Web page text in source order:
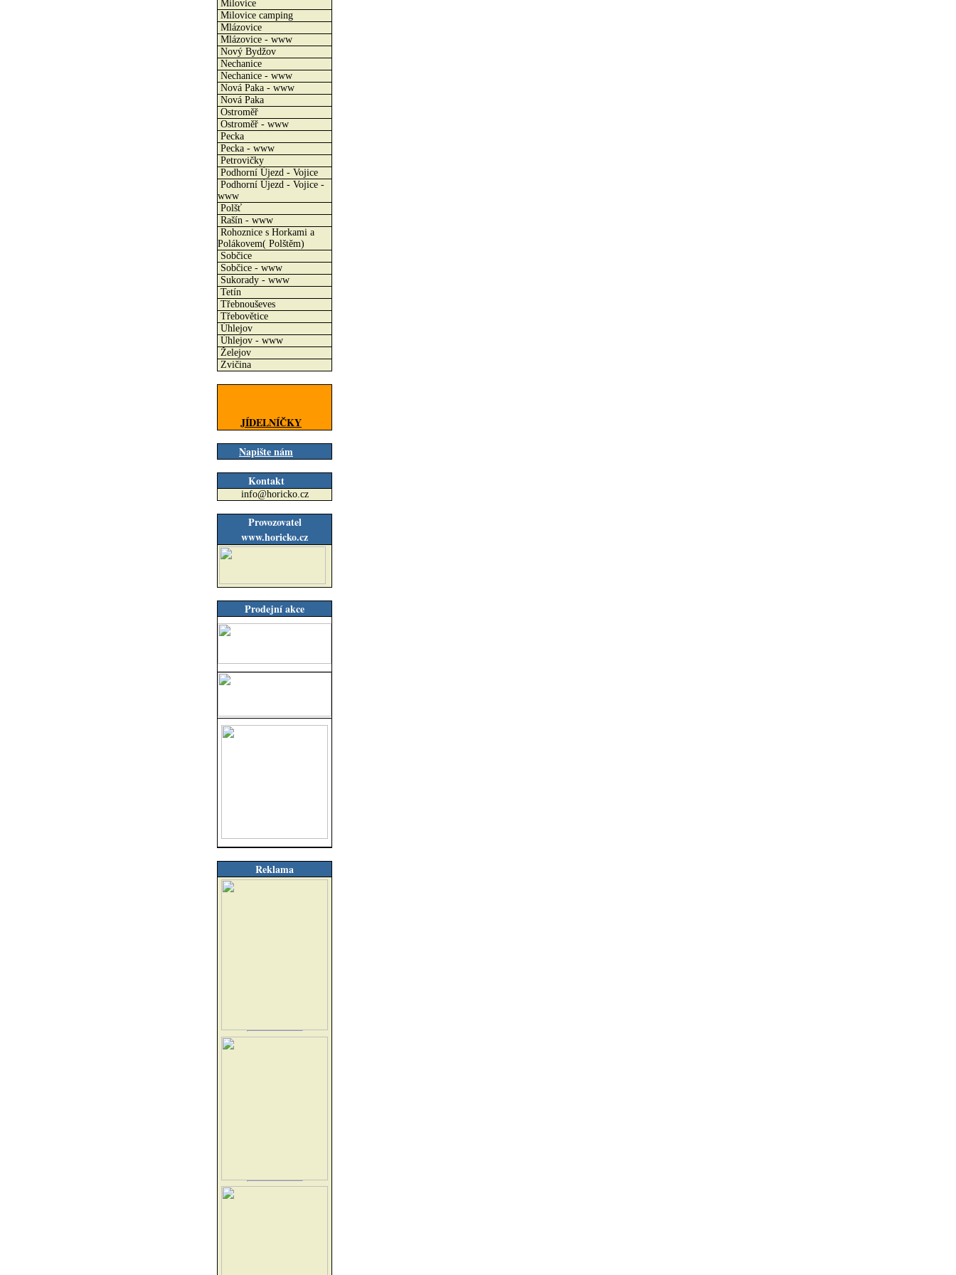
Milovice
Milovice camping
Mlázovice
Mlázovice - www
Nový Bydžov
Nechanice
Nechanice - www
Nová Paka - www
Nová Paka
Ostroměř
Ostroměř - www
Pecka
Pecka - www
Petrovičky
Podhorní Újezd - Vojice
Podhorní Újezd - Vojice -
www
Polšť
Rašín - www
Rohoznice s Horkami a
Polákovem( Polštěm)
Sobčice
Sobčice - www
Sukorady - www
Tetín
Třebnouševes
Třebovětice
Úhlejov
Úhlejov - www
Želejov
Zvičina
JÍDELNÍČKY
Napište nám
Kontakt
info@horicko.cz
Provozovatel
www.horicko.cz
Prodejní akce
Reklama